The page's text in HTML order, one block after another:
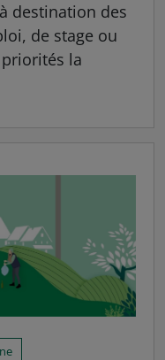
destination des
de stage ou
priorités la